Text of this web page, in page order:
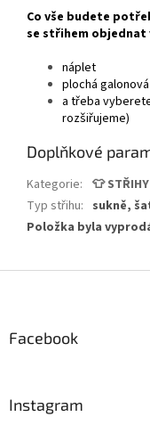
Co vše budete
se střihem objednat
náplet
plochá
a třeba
rozšiřujeme)
Doplňkové
Kategorie: 👕
Typ střihu: sukně,
Položka byla
Facebook
Instagram